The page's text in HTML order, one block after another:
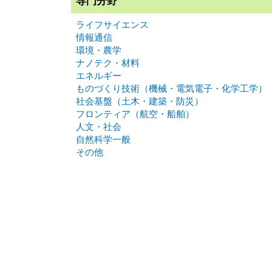
ライフサイエンス
情報通信
環境・農学
ナノテク・材料
エネルギー
ものづくり技術（機械・電気電子・化学工学）
社会基盤（土木・建築・防災）
フロンティア（航空・船舶）
人文・社会
自然科学一般
その他